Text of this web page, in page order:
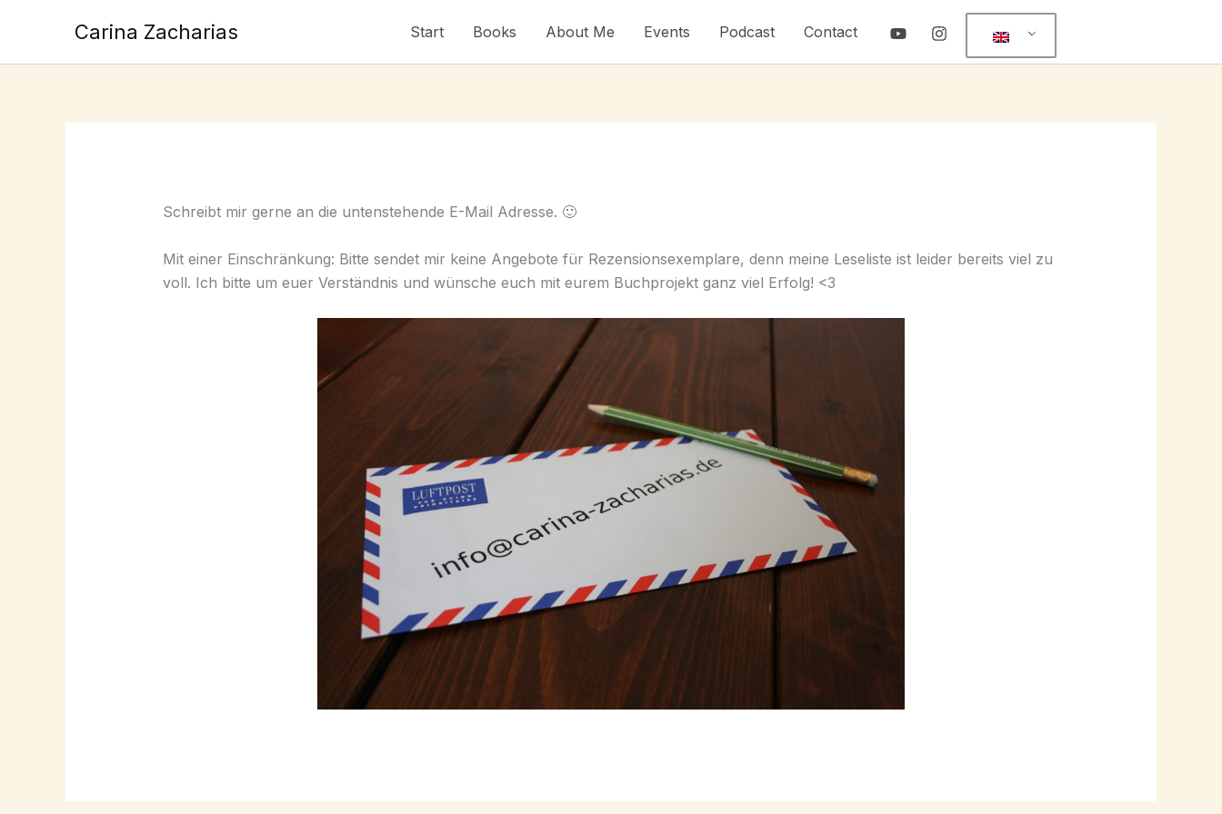
Carina Zacharias Start Books About Me Events Podcast Contact
Schreibt mir gerne an die untenstehende E-Mail Adresse. 🙂
Mit einer Einschränkung: Bitte sendet mir keine Angebote für Rezensionsexemplare, denn meine Leseliste ist leider bereits viel zu
voll. Ich bitte um euer Verständnis und wünsche euch mit eurem Buchprojekt ganz viel Erfolg! <3